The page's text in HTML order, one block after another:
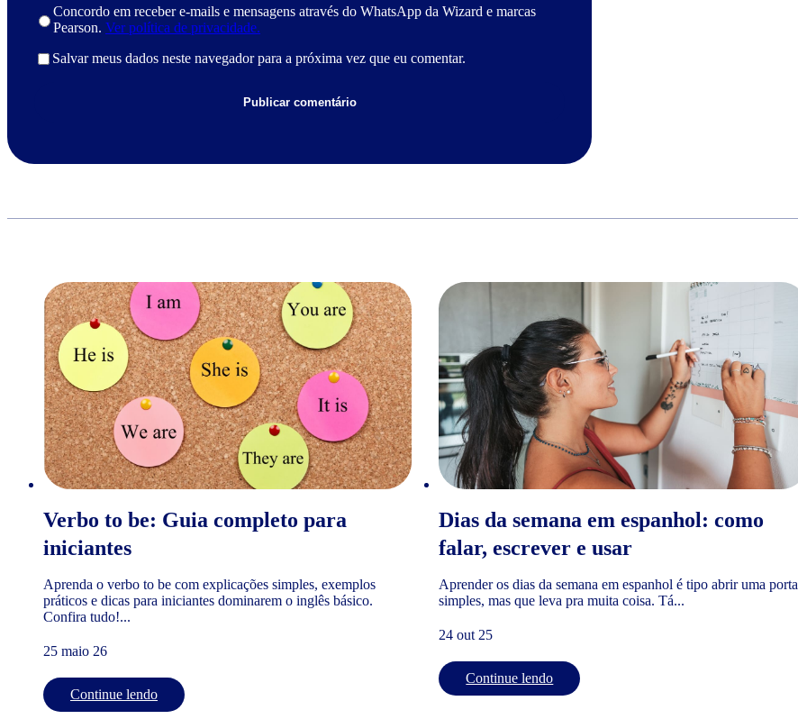
Concordo em receber e-mails e mensagens através do WhatsApp da Wizard e marcas
Pearson. Ver política de privacidade.
Salvar meus dados neste navegador para a próxima vez que eu comentar.
Verbo to be: Guia completo para
iniciantes
Aprenda o verbo to be com explicações simples, exemplos
práticos e dicas para iniciantes dominarem o inglês básico.
Confira tudo!...
25 maio 26
Continue lendo
Dias da semana em espanhol: como
falar, escrever e usar
Aprender os dias da semana em espanhol é tipo abrir uma porta
simples, mas que leva pra muita coisa. Tá...
24 out 25
Continue lendo